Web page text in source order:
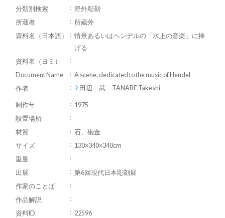
分類別検索
野外彫刻
所蔵者
所蔵外
資料名（日本語）
情景あるいはヘンデルの「水上の音楽」に捧
げる
資料名（ヨミ）
Document Name
A scene, dedicated to the music of Hendel
作者
田辺 武 TANABE Takeshi
制作年
1975
設置場所
材質
石、砲金
サイズ
130×340×340cm
重量
出展
第6回現代日本彫刻展
作家のことば
作品解説
資料ID
22596